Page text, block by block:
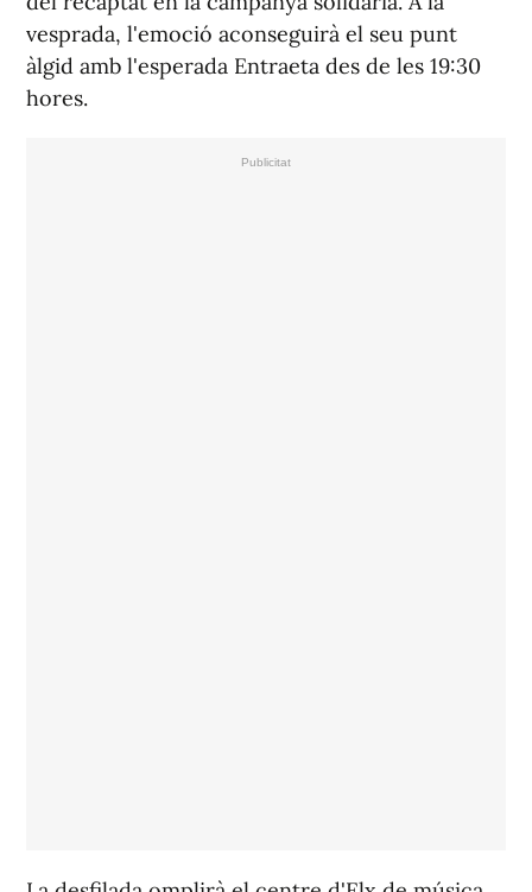
vesprada, l'emoció aconseguirà el seu punt
àlgid amb l'esperada Entraeta des de les 19:30
hores.